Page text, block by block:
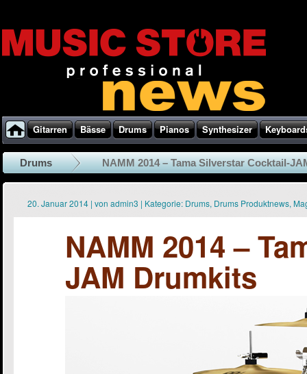
Gitarren Bässe Drums Pianos Synthesizer
Drums NAMM 2014 – Tama Silverstar Cocktail-
20. Januar 2014 | von admin3 | Kategorie: Drums, Drums Produktnews,
NAMM 2014 –
JAM Drumkits